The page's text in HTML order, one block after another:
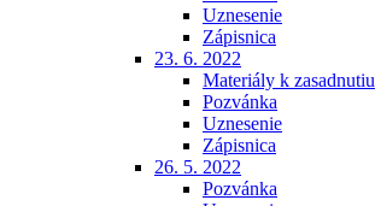
Uznesenie
Zápisnica
23. 6. 2022
Materiály k zasadnutiu
Pozvánka
Uznesenie
Zápisnica
26. 5. 2022
Pozvánka